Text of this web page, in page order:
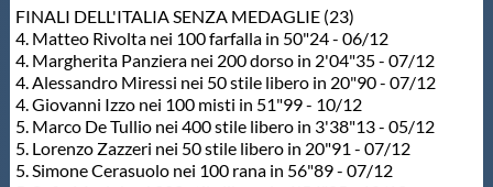
Flash News
Galleria fotografica
Videogallery
FINALI DELL'ITALIA SENZA MEDAGLIE (23)
4. Matteo Rivolta nei 100 farfalla in 50"24 - 06/12
4. Margherita Panziera nei 200 dorso in 2'04"35 - 07/12
4. Alessandro Miressi nei 50 stile libero in 20"90 - 07/12
4. Giovanni Izzo nei 100 misti in 51"99 - 10/12
5. Marco De Tullio nei 400 stile libero in 3'38"13 - 05/12
5. Lorenzo Zazzeri nei 50 stile libero in 20"91 - 07/12
5. Simone Cerasuolo nei 100 rana in 56"89 - 07/12